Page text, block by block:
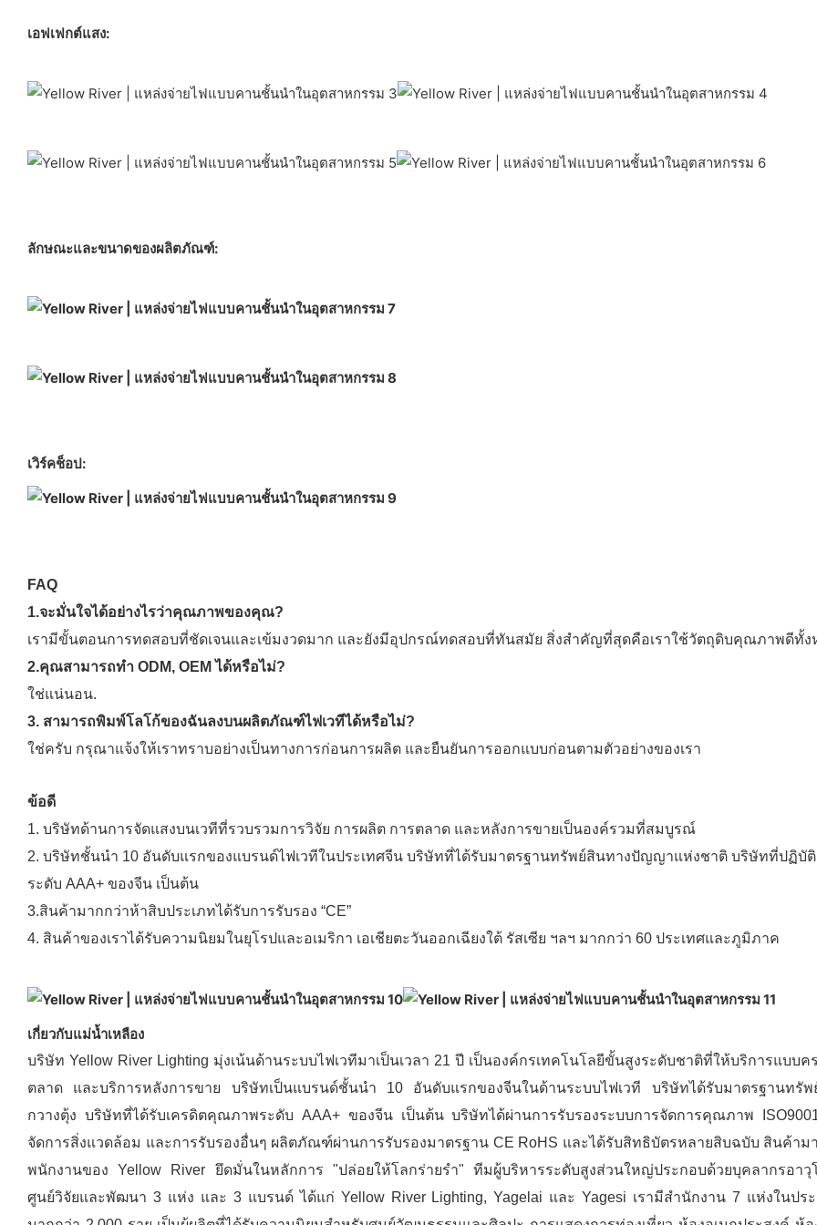
เอฟเฟกต์แสง:
ลักษณะและขนาดของผลิตภัณฑ์:
เวิร์คช็อป:
FAQ
1.จะมั่นใจได้อย่างไรว่าคุณภาพของคุณ?
เรามีขั้นตอนการทดสอบที่ชัดเจนและเข้มงวดมาก และยังมีอุปกรณ์ทดสอบที่ทันสมัย ​​สิ่งสำคัญที่สุดคือเราใช้วัตถุดิบคุณภาพดีทั้
2.คุณสามารถทำ ODM, OEM ได้หรือไม่?
ใช่แน่นอน.
3. สามารถพิมพ์โลโก้ของฉันลงบนผลิตภัณฑ์ไฟเวทีได้หรือไม่?
ใช่ครับ กรุณาแจ้งให้เราทราบอย่างเป็นทางการก่อนการผลิต และยืนยันการออกแบบก่อนตามตัวอย่างของเรา
ข้อดี
1. บริษัทด้านการจัดแสงบนเวทีที่รวบรวมการวิจัย การผลิต การตลาด และหลังการขายเป็นองค์รวมที่สมบูรณ์
2. บริษัทชั้นนำ 10 อันดับแรกของแบรนด์ไฟเวทีในประเทศจีน บริษัทที่ได้รับมาตรฐานทรัพย์สินทางปัญญาแห่งชาติ บริษัทที่ป
ระดับ AAA+ ของจีน เป็นต้น
3.สินค้ามากกว่าห้าสิบประเภทได้รับการรับรอง “CE”
4. สินค้าของเราได้รับความนิยมในยุโรปและอเมริกา เอเชียตะวันออกเฉียงใต้ รัสเซีย ฯลฯ มากกว่า 60 ประเทศและภูมิภาค
เกี่ยวกับแม่น้ำเหลือง
บริษัท Yellow River Lighting มุ่งเน้นด้านระบบไฟเวทีมาเป็นเวลา 21 ปี เป็นองค์กรเทคโนโลยีขั้นสูงระดับชาติที่ให้บริการแบ
ตลาด และบริการหลังการขาย บริษัทเป็นแบรนด์ชั้นนำ 10 อันดับแรกของจีนในด้านระบบไฟเวที บริษัทได้รับมาตรฐาน
กวางตุ้ง บริษัทที่ได้รับเครดิตคุณภาพระดับ AAA+ ของจีน เป็นต้น บริษัทได้ผ่านการรับรองระบบการจัดการคุณภาพ
จัดการสิ่งแวดล้อม และการรับรองอื่นๆ ผลิตภัณฑ์ผ่านการรับรองมาตรฐาน CE RoHS และได้รับสิทธิบัตรหลายสิบฉบับ สินค้าม
พนักงานของ Yellow River ยึดมั่นในหลักการ "ปล่อยให้โลกร่ายรำ" ทีมผู้บริหารระดับสูงส่วนใหญ่ประกอบด้วยบุคลากรอ
ศูนย์วิจัยและพัฒนา 3 แห่ง และ 3 แบรนด์ ได้แก่ Yellow River Lighting, Yagelai และ Yagesi เรามีสำนักงาน 7 แห่งในปร